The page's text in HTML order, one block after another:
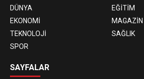
DÜNYA
EĞİTİM
EKONOMİ
MAGAZİN
TEKNOLOJİ
SAĞLIK
SPOR
SAYFALAR